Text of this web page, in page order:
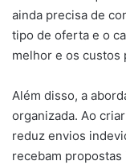
ainda precisa de
tipo de oferta e o
melhor e os custos
Além disso, a
organizada. Ao
reduz envios
recebam propostas